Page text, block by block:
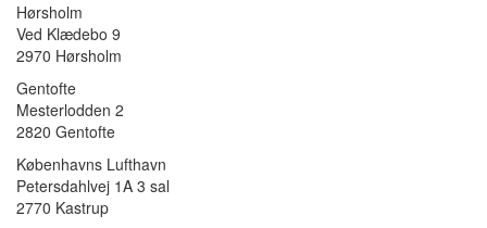
Hørsholm
Ved Klædebo 9
2970 Hørsholm
Gentofte
Mesterlodden 2
2820 Gentofte
Københavns Lufthavn
Petersdahlvej 1A 3 sal
2770 Kastrup